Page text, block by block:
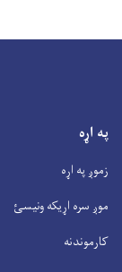
په اړه
زموږ په اړه
موږ سره اړیکه ونیسئ
کارموندنه